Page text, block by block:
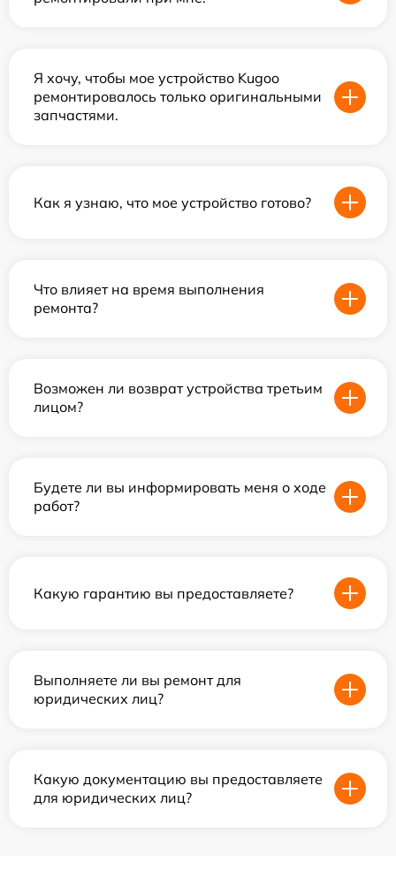
Я хочу, чтобы мое устройство Kugoo
ремонтировалось только оригинальными
запчастями.
Как я узнаю, что мое устройство готово?
Что влияет на время выполнения
ремонта?
Возможен ли возврат устройства третьим
лицом?
Будете ли вы информировать меня о ходе
работ?
Какую гарантию вы предоставляете?
Выполняете ли вы ремонт для
юридических лиц?
Какую документацию вы предоставляете
для юридических лиц?